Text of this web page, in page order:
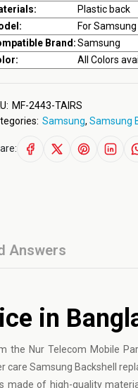
Plastic back
For
Brand:Samsung
All Colors
MF-2443-TAIRS
Samsung, Samsung
Answers
in
Nur Telecom Mobile
care Samsung Backshell
of high-quality